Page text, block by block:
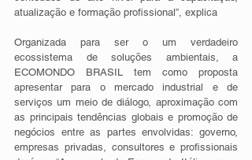
atualização e formação profissional”, explica
Organizada para ser o um verdadeiro
ecossistema de soluções ambientais, a
ECOMONDO BRASIL tem como proposta
apresentar para o mercado industrial e de
serviços um meio de diálogo, aproximação com
as principais tendências globais e promoção de
negócios entre as partes envolvidas: governo,
empresas privadas, consultores e profissionais